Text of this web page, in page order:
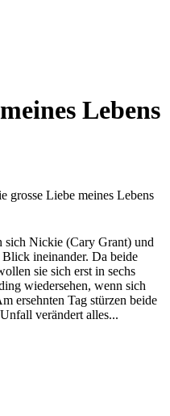
Lebens
grosse Liebe meines Lebens
sich Nickie (Cary Grant) und
ineinander. Da beide
sie sich erst in sechs
wiedersehen, wenn sich
ersehnten Tag stürzen beide
verändert alles...